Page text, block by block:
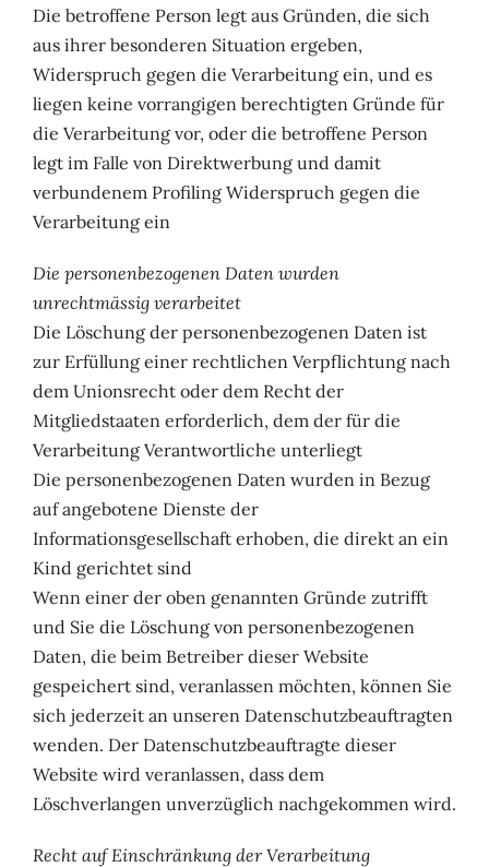
Die betroffene Person legt aus Gründen, die sich
aus ihrer besonderen Situation ergeben,
Widerspruch gegen die Verarbeitung ein, und es
liegen keine vorrangigen berechtigten Gründe für
die Verarbeitung vor, oder die betroffene Person
legt im Falle von Direktwerbung und damit
verbundenem Profiling Widerspruch gegen die
Verarbeitung ein
Die personenbezogenen Daten wurden
unrechtmässig verarbeitet
Die Löschung der personenbezogenen Daten ist
zur Erfüllung einer rechtlichen Verpflichtung nach
dem Unionsrecht oder dem Recht der
Mitgliedstaaten erforderlich, dem der für die
Verarbeitung Verantwortliche unterliegt
Die personenbezogenen Daten wurden in Bezug
auf angebotene Dienste der
Informationsgesellschaft erhoben, die direkt an ein
Kind gerichtet sind
Wenn einer der oben genannten Gründe zutrifft
und Sie die Löschung von personenbezogenen
Daten, die beim Betreiber dieser Website
gespeichert sind, veranlassen möchten, können Sie
sich jederzeit an unseren Datenschutzbeauftragten
wenden. Der Datenschutzbeauftragte dieser
Website wird veranlassen, dass dem
Löschverlangen unverzüglich nachgekommen wird.
Recht auf Einschränkung der Verarbeitung